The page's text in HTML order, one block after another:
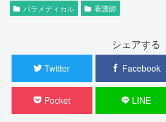
パラメディカル 看護師
シェアする
Twitter Facebook
Pocket LINE